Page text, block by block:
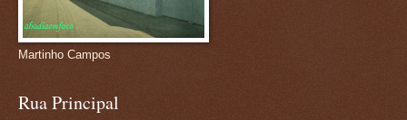
Martinho Campos
Rua Principal